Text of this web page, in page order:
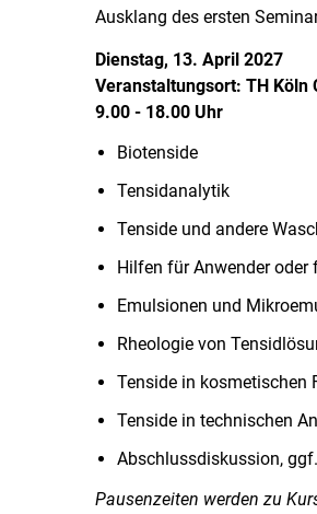
Ausklang des ersten
Dienstag, 13. April 2027
Veranstaltungsort: TH Köln
9.00 - 18.00 Uhr
Biotenside
Tensidanalytik
Tenside und andere
Hilfen für Anwender oder
Emulsionen und
Rheologie von
Tenside in kosmetischen
Tenside in technischen
Abschlussdiskussion,
Pausenzeiten werden zu